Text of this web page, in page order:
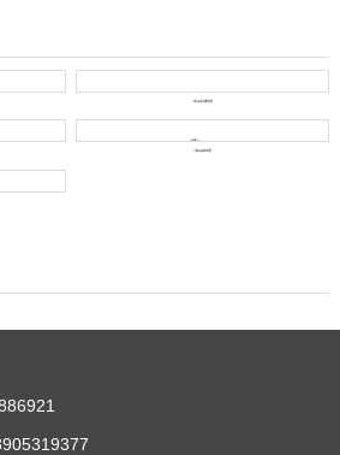
三相EPS应急电源